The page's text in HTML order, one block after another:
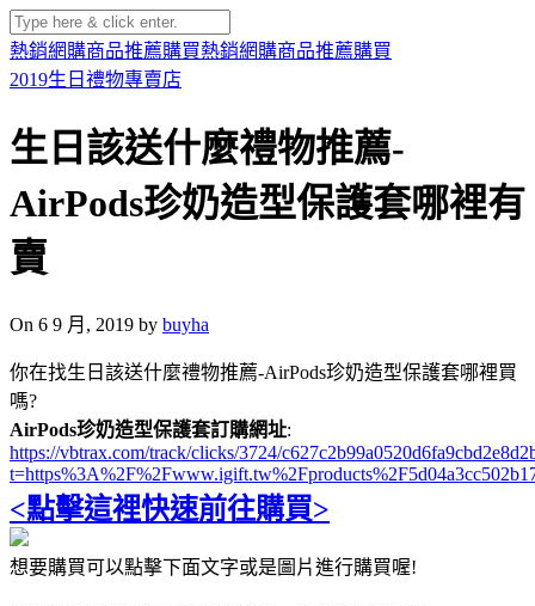
熱銷網購商品推薦購買熱銷網購商品推薦購買
2019生日禮物專賣店
生日該送什麼禮物推薦-
AirPods珍奶造型保護套哪裡有
賣
On 6 9 月, 2019 by buyha
你在找生日該送什麼禮物推薦-AirPods珍奶造型保護套哪裡買
嗎?
AirPods珍奶造型保護套訂購網址:
https://vbtrax.com/track/clicks/3724/
<點擊這裡快速前往購買>
想要購買可以點擊下面文字或是圖片進行購買喔!